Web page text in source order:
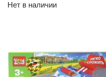
Нет в наличии